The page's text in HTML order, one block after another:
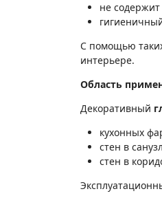
не содержит
С помощью
интерьере.
Область
Декоративный
кухонных
стен в
стен в